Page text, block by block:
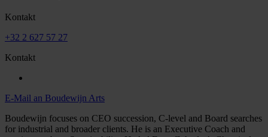
Kontakt
+32 2 627 57 27
Kontakt
E-Mail an Boudewijn Arts
Boudewijn focuses on CEO succession, C-level and Board searches
for industrial and broader clients. He is an Executive Coach and